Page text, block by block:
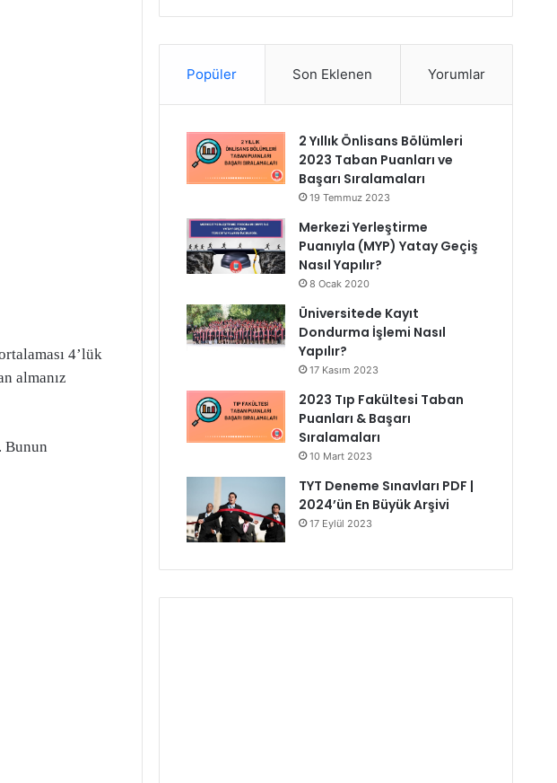
4’lük
almanız
Bunun
Popüler Son Eklenen Yorumlar
2 Yıllık Önlisans Bölümleri
2023 Taban Puanları ve
Başarı Sıralamaları
19 Temmuz 2023
Merkezi Yerleştirme
Puanıyla (MYP) Yatay Geçiş
Nasıl Yapılır?
8 Ocak 2020
Üniversitede Kayıt
Dondurma İşlemi Nasıl
Yapılır?
17 Kasım 2023
2023 Tıp Fakültesi Taban
Puanları & Başarı
Sıralamaları
10 Mart 2023
TYT Deneme Sınavları PDF |
2024’ün En Büyük Arşivi
17 Eylül 2023